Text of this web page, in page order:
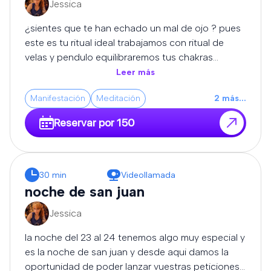
expertos se encargará de disolver los bloqueos,
cortar las malas vibraciones y devolverte la
claridad, el equilibrio y la protección que necesitas
para volver a avanzar con fuerza.
Jessica
¿sientes que te han echado un mal de ojo ? pues
este es tu ritual ideal trabajamos con ritual de
velas y pendulo equilibraremos tus chakras
limpiaremos tus energias y haremos que tus
caminos sean abiertos para que todo te empiece
a salir bien..... importante despues de este ritual
recomendamos llevar una turmalina o escoba de
bruja para proteccion
Leer más
Manifestación Meditación 2 más...
Reservar por 150
30 min Videollamada
noche de san juan
Jessica
la noche del 23 al 24 tenemos algo muy especial y
es la noche de san juan y desde aqui damos la
oportunidad de poder lanzar vuestras peticiones